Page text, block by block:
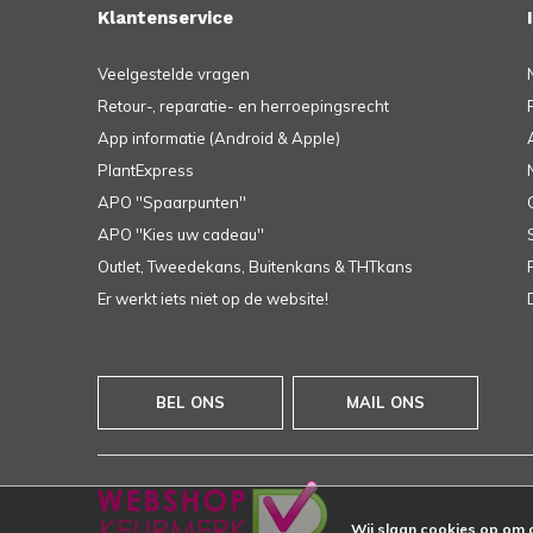
Klantenservice
Veelgestelde vragen
Retour-, reparatie- en herroepingsrecht
App informatie (Android & Apple)
PlantExpress
APO ''Spaarpunten''
APO ''Kies uw cadeau''
Outlet, Tweedekans, Buitenkans & THTkans
Er werkt iets niet op de website!
BEL ONS MAIL ONS
Wij slaan cookies op om